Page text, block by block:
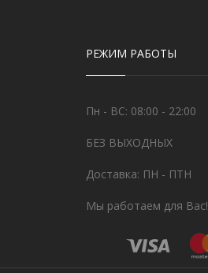
РЕЖИМ РАБОТЫ
Пн - ВС: 08:00 - 22:00
БЕЗ ВЫХОДНЫХ
Доставка: ПН - ПТН
Мы работаем для Вас!